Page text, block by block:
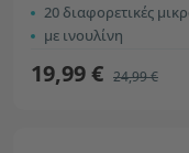
20 διαφορετικές
με ινουλίνη
19,99 € 24,99 €